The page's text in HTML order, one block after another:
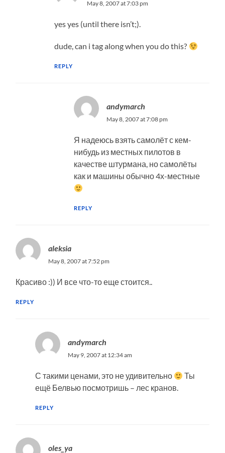
May 8, 2007 at 7:03 pm
yes yes (until there isn’t;).
dude, can i tag along when you do this?
REPLY
andymarch
May 8, 2007 at 7:08 pm
Я надеюсь взять самолёт с кем-
нибудь из местных пилотов в
качестве штурмана, но самолёты
как и машины обычно 4х-местные
REPLY
aleksia
May 8, 2007 at 7:52 pm
Красиво :)) И все что-то еще стоится..
REPLY
andymarch
May 9, 2007 at 12:34 am
С такими ценами, это не удивительно
Ты
ещё Белвью посмотришь – лес кранов.
REPLY
oles_ya